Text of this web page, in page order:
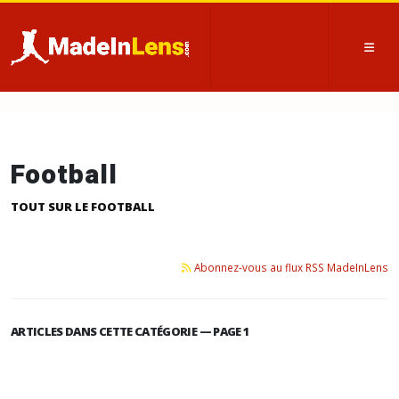
Football
TOUT SUR LE FOOTBALL
Abonnez-vous au flux RSS MadeInLens
ARTICLES DANS CETTE CATÉGORIE — PAGE 1